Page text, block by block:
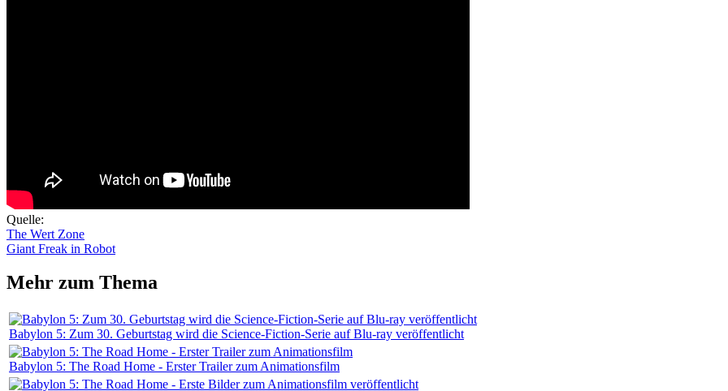
Quelle:
The Wert Zone
Giant Freak in Robot
Mehr zum Thema
Babylon 5: Zum 30. Geburtstag wird die Science-Fiction-Serie auf Blu-ray veröffentlicht
Babylon 5: The Road Home - Erster Trailer zum Animationsfilm